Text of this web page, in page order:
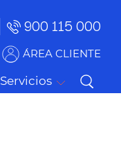
900 115 000
ÁREA CLIENTE
Servicios